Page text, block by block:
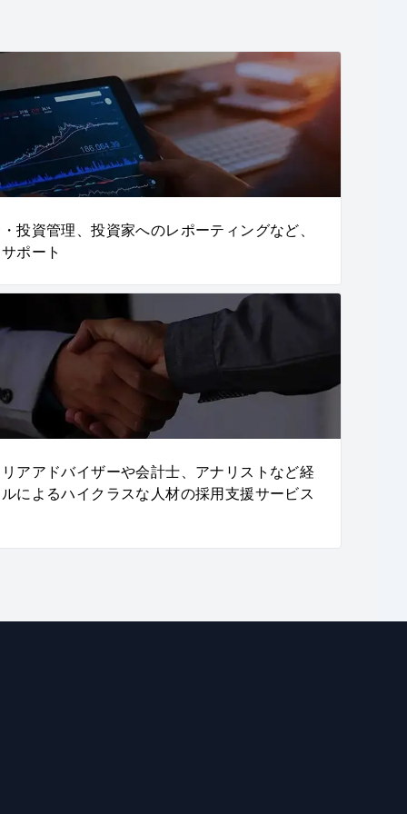
投資管理、投資家へのレポーティングなど、
ポート
アアドバイザーや会計士、アナリストなど経
によるハイクラスな人材の採用支援サービス